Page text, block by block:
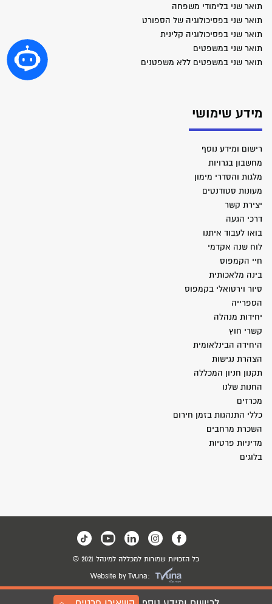
תואר שני בלימודי משפחה
תואר שני בפסיכולוגיה של הספורט
תואר שני בפסיכולוגיה קלינית
תואר שני במשפטים
תואר שני במשפטים ללא משפטנים
מידע שימושי
רישום ומידע נוסף
מחשבון בגרויות
מלגות והסדרי מימון
מעונות סטודנטים
יצירת קשר
דרכי הגעה
בואו לעבוד איתנו
לוח שנה אקדמי
חיי הקמפוס
בינה מלאכותית
סיור וירטואלי בקמפוס
הספרייה
יחידות מנהלה
קשרי חוץ
היחידה הבינלאומית
הצהרת נגישות
תקנון חניון המכללה
החנות שלנו
מכרזים
כללי התנהגות בזמן חירום
השכרת מרחבים
מדיניות פרטיות
בלוגים
כל הזכויות שמורות למכללה למינהל 2021 ©
Website by Tvuna: